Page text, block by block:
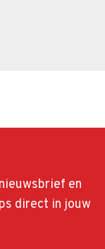
en
direct in jouw